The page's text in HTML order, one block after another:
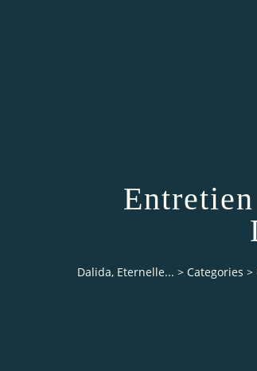
Dalida, Eternelle... > Categories >